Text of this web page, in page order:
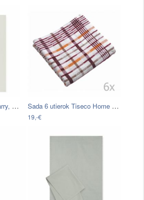
Sada Utierok Na Riad Harry, 50/70 Cm,… Sada 6 utierok Tiseco Home Studio…
19,-€